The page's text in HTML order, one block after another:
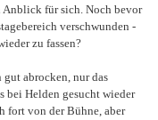
Anblick für sich. Noch bevor
verschwunden -
zu fassen?
abrocken, nur das
bei Helden gesucht wieder
fort von der Bühne, aber